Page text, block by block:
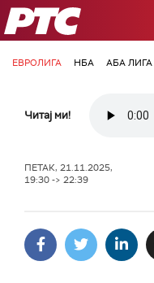
РТС
ЕВРОЛИГА НБА АБА ЛИГА
Читај ми!
ПЕТАК, 21.11.2025,
19:30 -> 22:39